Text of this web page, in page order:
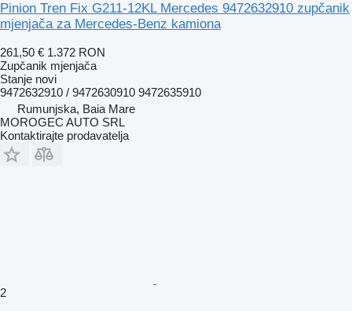
Pinion Tren Fix G211-12KL Mercedes 9472632910 zupčanik
mjenjača za Mercedes-Benz kamiona
261,50 € 1.372 RON
Zupčanik mjenjača
Stanje novi
9472632910 / 9472630910 9472635910
Rumunjska, Baia Mare
MOROGEC AUTO SRL
Kontaktirajte prodavatelja
2